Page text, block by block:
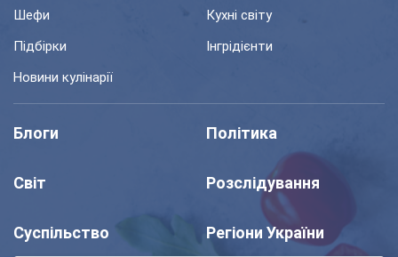
Шефи
Кухні світу
Підбірки
Інгрідієнти
Новини кулінарії
Блоги Політика
Світ Розслідування
Суспільство Регіони України